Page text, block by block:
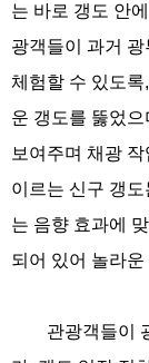
는 바로 갱도 안
광객들이 과거
체험할 수 있도
운 갱도를 뚫었
보여주며 채광
이르는 신구 갱
는 음향 효과에
되어 있어 놀라
관광객들이 광